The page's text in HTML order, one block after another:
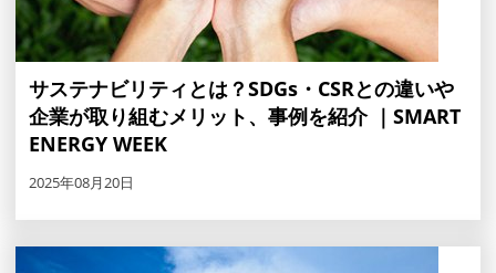
サステナビリティとは？SDGs・CSRとの違いや
企業が取り組むメリット、事例を紹介 ｜SMART
ENERGY WEEK
2025年08月20日